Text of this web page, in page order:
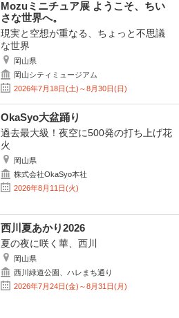
Mozuミニチュア展 ようこそ、ちい
さな世界へ。
現実と空想が重なる、ちょっと不思議
な世界
岡山県
岡山シティミュージアム
2026年7月18日(土)～8月30日(日)
OkaSyo大盆踊り
過去最大級！夜空に500発の打ち上げ花
火
岡山県
株式会社OkaSyo本社
2026年8月11日(火)
西川夏あかり2026
夏の夜に咲く華、西川
岡山県
西川緑道公園、ハレまち通り
2026年7月24日(金)～8月31日(月)